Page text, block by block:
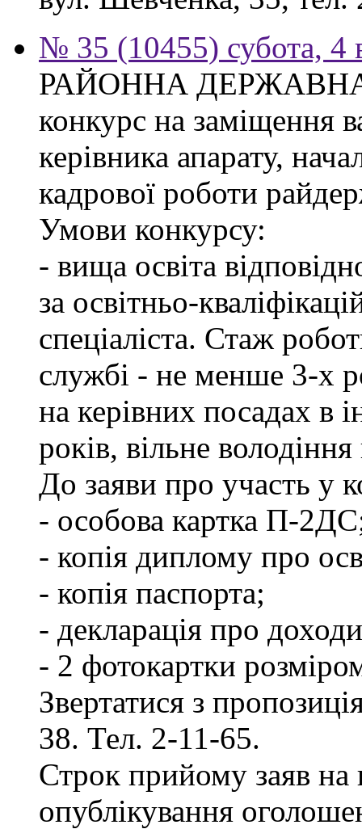
№ 35 (10455) субота, 4
РАЙОННА ДЕРЖАВНА
конкурс на заміщення
керівника апарату,
кадрової роботи
Умови конкурсу:
- вища освіта
за освітньо-
спеціаліста. Стаж
службі - не менше 3-х
на керівних посадах в
років, вільне
До заяви про участь у
- особова картка П-
- копія диплому про
- копія паспорта;
- декларація про
- 2 фотокартки
Звертатися з
38. Тел. 2-11-65.
Строк прийому заяв на
опублікування